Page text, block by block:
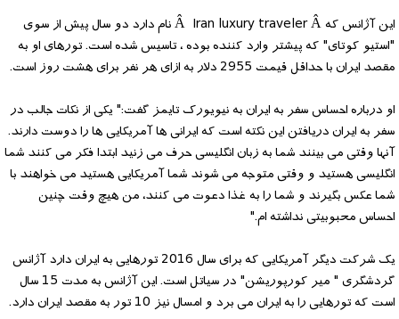
این آژانس که Â Iran luxury traveler Â نام دارد دو سال پیش از سوی
"استیو کوتای" که پیشتر وارد کننده بوده ، تاسیس شده است. تورهای او به
مقصد ایران با حداقل قیمت 2955 دلار به ازای هر نفر برای هشت روز است.
او درباره احساس سفر به ایران به نیویورک تایمز گفت:" یکی از نکات جالب در
سفر به ایران دریافتن این نکته است که ایرانی ها آمریکایی ها را دوست دارند.
آنها وقتی می بینند شما به زبان انگلیسی حرف می زنید ابتدا فکر می کنند شما
انگلیسی هستید و وقتی متوجه می شوند شما آمریکایی هستید می خواهند با
شما عکس بگیرند و شما را به غذا دعوت می کنند، من هیچ وقت چنین
احساس محبوبیتی نداشته ام."
یک شرکت دیگر آمریکایی که برای سال 2016 تورهایی به ایران دارد آژانس
گردشگری " میر کورپوریشن" در سیاتل است. این آژانس به مدت 15 سال
است که تورهایی را به ایران می برد و امسال نیز 10 تور به مقصد ایران دارد.